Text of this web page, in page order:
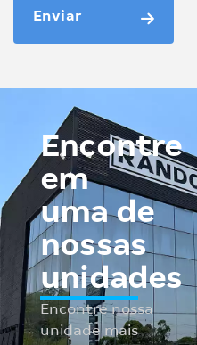
Enviar
Encontre
em
uma de
nossas
unidades
Encontre nossa
unidade mais